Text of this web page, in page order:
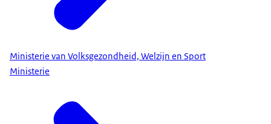
Ministerie van Volksgezondheid, Welzijn en Sport
Ministerie